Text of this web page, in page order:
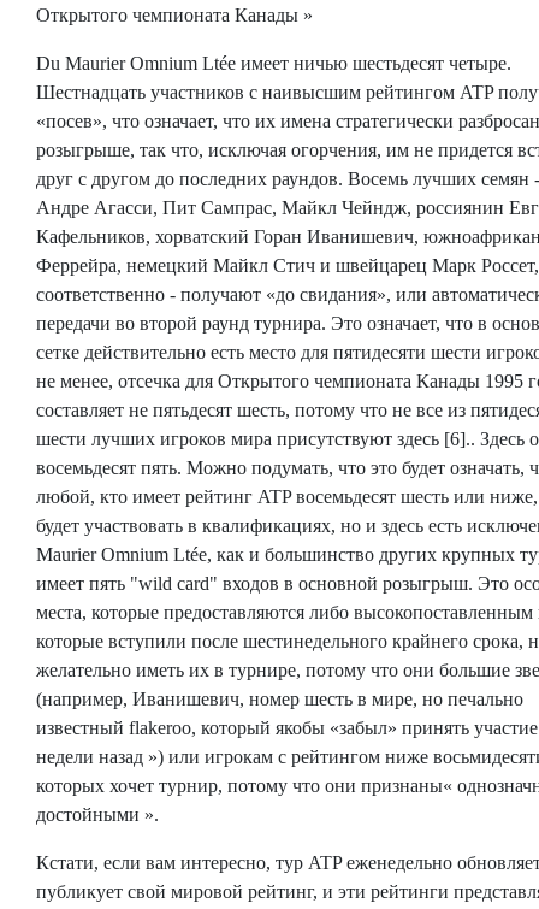
Открытого чемпионата Канады »
Du Maurier Omnium Ltée имеет ничью шестьдесят четыре.
Шестнадцать участников с наивысшим рейтингом ATP
«посев», что означает, что их имена стратегически
розыгрыше, так что, исключая огорчения, им не придется
друг с другом до последних раундов. Восемь лучших семян -
Андре Агасси, Пит Сампрас, Майкл Чейндж, россиянин
Кафельников, хорватский Горан Иванишевич,
Феррейра, немецкий Майкл Стич и швейцарец Марк Россет,
соответственно - получают «до свидания», или
передачи во второй раунд турнира. Это означает, что в
сетке действительно есть место для пятидесяти шести
не менее, отсечка для Открытого чемпионата Канады 1995
составляет не пятьдесят шесть, потому что не все из
шести лучших игроков мира присутствуют здесь [6].. Здесь
восемьдесят пять. Можно подумать, что это будет означать,
любой, кто имеет рейтинг ATP восемьдесят шесть или
будет участвовать в квалификациях, но и здесь есть
Maurier Omnium Ltée, как и большинство других крупных
имеет пять "wild card" входов в основной розыгрыш. Это
места, которые предоставляются либо высокопоставленным
которые вступили после шестинедельного крайнего срока,
желательно иметь их в турнире, потому что они большие
(например, Иванишевич, номер шесть в мире, но печально
известный flakeroo, который якобы «забыл» принять
недели назад ») или игрокам с рейтингом ниже
которых хочет турнир, потому что они признаны«
достойными ».
Кстати, если вам интересно, тур ATP еженедельно
публикует свой мировой рейтинг, и эти рейтинги